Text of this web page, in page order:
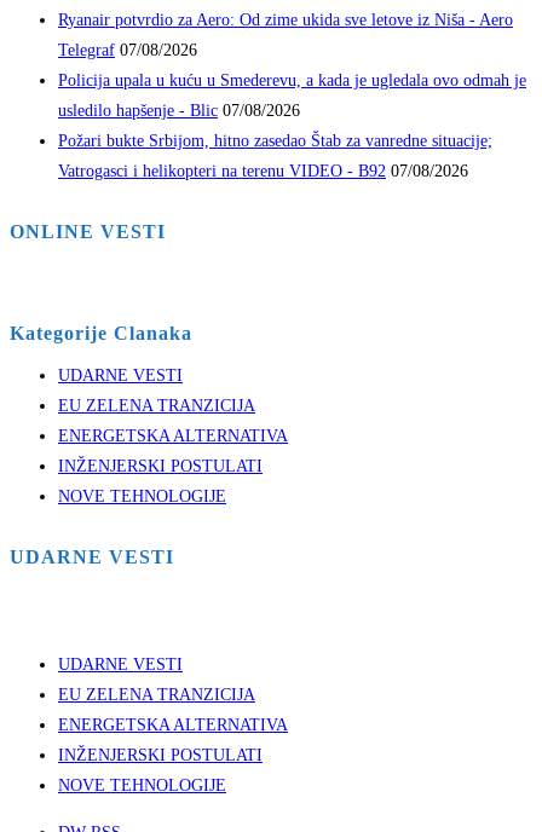
Ryanair potvrdio za Aero: Od zime ukida sve letove iz Niša - Aero
Telegraf 07/08/2026
Policija upala u kuću u Smederevu, a kada je ugledala ovo odmah je
usledilo hapšenje - Blic 07/08/2026
Požari bukte Srbijom, hitno zasedao Štab za vanredne situacije;
Vatrogasci i helikopteri na terenu VIDEO - B92 07/08/2026
ONLINE VESTI
Kategorije Clanaka
UDARNE VESTI
EU ZELENA TRANZICIJA
ENERGETSKA ALTERNATIVA
INŽENJERSKI POSTULATI
NOVE TEHNOLOGIJE
UDARNE VESTI
UDARNE VESTI
EU ZELENA TRANZICIJA
ENERGETSKA ALTERNATIVA
INŽENJERSKI POSTULATI
NOVE TEHNOLOGIJE